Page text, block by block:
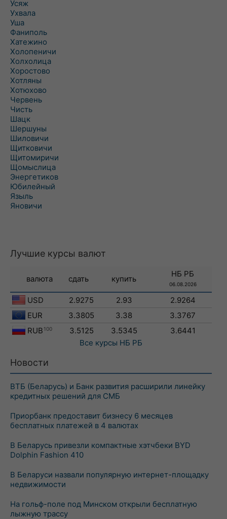
Усяж
Ухвала
Уша
Фаниполь
Хатежино
Холопеничи
Холхолица
Хоростово
Хотляны
Хотюхово
Червень
Чисть
Шацк
Шершуны
Шиловичи
Щитковичи
Щитомиричи
Щомыслица
Энергетиков
Юбилейный
Языль
Яновичи
Лучшие курсы валют
валюта сдать купить
НБ РБ
06.08.2026
USD 2.9275 2.93
2.9264
EUR
3.3805 3.38
3.3767
RUB 100 3.5125 3.5345
3.6441
Все курсы НБ РБ
Новости
ВТБ (Беларусь) и Банк развития расширили линейку
кредитных решений для СМБ
Приорбанк предоставит бизнесу 6 месяцев
бесплатных платежей в 4 валютах
В Беларусь привезли компактные хэтчбеки BYD
Dolphin Fashion 410
В Беларуси назвали популярную интернет-площадку
недвижимости
На гольф-поле под Минском открыли бесплатную
лыжную трассу